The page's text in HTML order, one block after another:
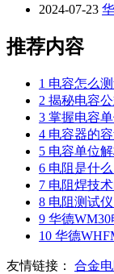
2024-07-23
推荐内容
1 电容怎么
2 揭秘电容
3 掌握电容
4 电容器的
5 电容单位
6 电阻是什
7 电阻焊技
8 电阻测试
9 华德
10 华德
友情链接： 合金电